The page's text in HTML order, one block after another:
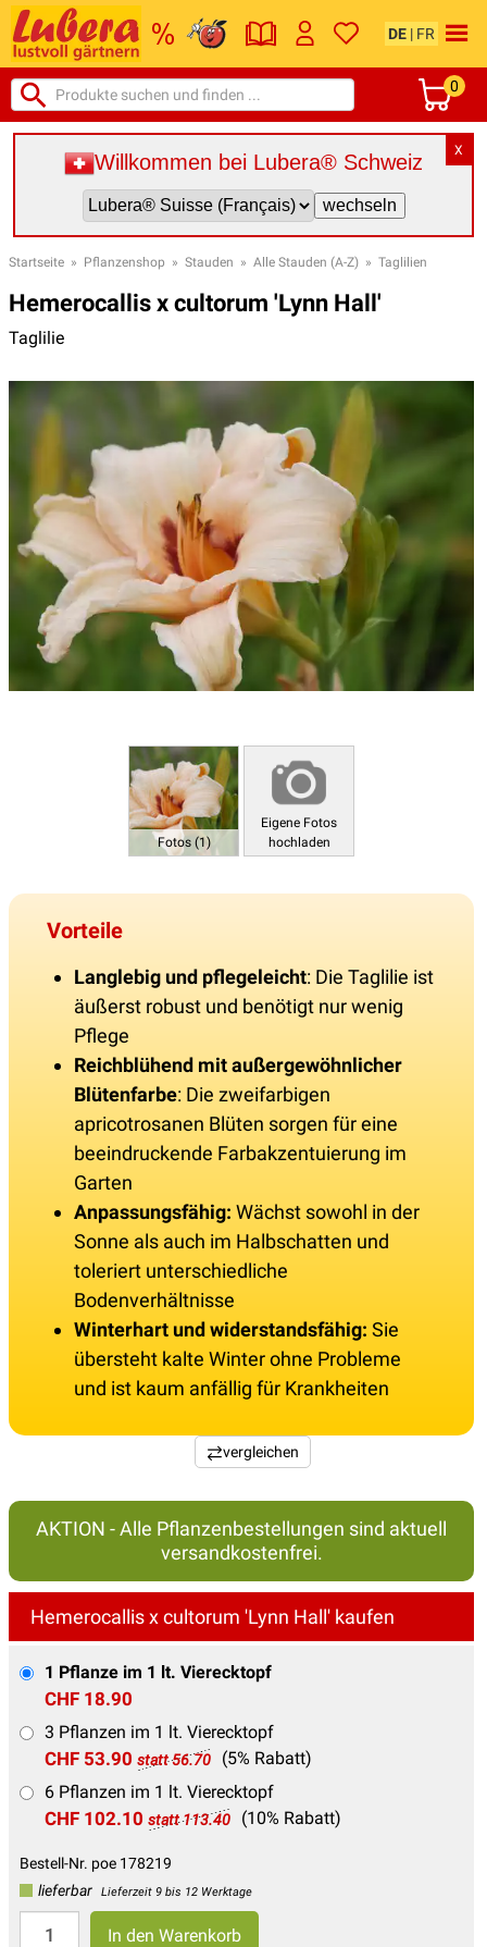
DE | FR
0
X
Willkommen bei Lubera® Schweiz
Startseite » Pflanzenshop » Stauden » Alle Stauden (A-Z) » Taglilien
Hemerocallis x cultorum 'Lynn Hall'
Taglilie
Fotos (1)
Eigene Fotos
hochladen
Vorteile
Langlebig und pflegeleicht: Die Taglilie ist
äußerst robust und benötigt nur wenig
Pflege
Reichblühend mit außergewöhnlicher
Blütenfarbe: Die zweifarbigen
apricotrosanen Blüten sorgen für eine
beeindruckende Farbakzentuierung im
Garten
Anpassungsfähig: Wächst sowohl in der
Sonne als auch im Halbschatten und
toleriert unterschiedliche
Bodenverhältnisse
Winterhart und widerstandsfähig: Sie
übersteht kalte Winter ohne Probleme
und ist kaum anfällig für Krankheiten
vergleichen
AKTION - Alle Pflanzenbestellungen sind aktuell
versandkostenfrei.
Hemerocallis x cultorum 'Lynn Hall' kaufen
1 Pflanze im 1 lt. Vierecktopf
CHF 18.90
3 Pflanzen im 1 lt. Vierecktopf
CHF 53.90 statt 56.70
(5% Rabatt)
6 Pflanzen im 1 lt. Vierecktopf
CHF 102.10 statt 113.40 (10% Rabatt)
Bestell-Nr. poe 178219
lieferbar
Lieferzeit 9 bis 12 Werktage